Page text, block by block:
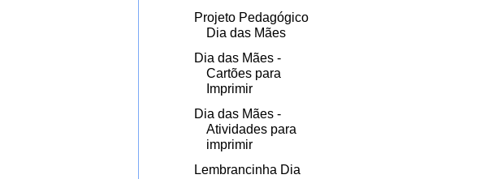
Projeto Pedagógico
Dia das Mães
Dia das Mães -
Cartões para
Imprimir
Dia das Mães -
Atividades para
imprimir
Lembrancinha Dia